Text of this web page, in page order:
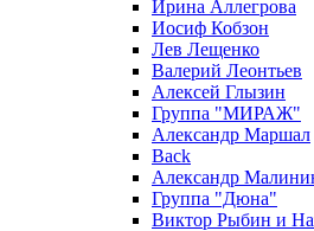
Ирина Аллегрова
Иосиф Кобзон
Лев Лещенко
Валерий Леонтьев
Алексей Глызин
Группа "МИРАЖ"
Александр Маршал
Back
Александр
Группа "Дюна"
Виктор Рыбин и